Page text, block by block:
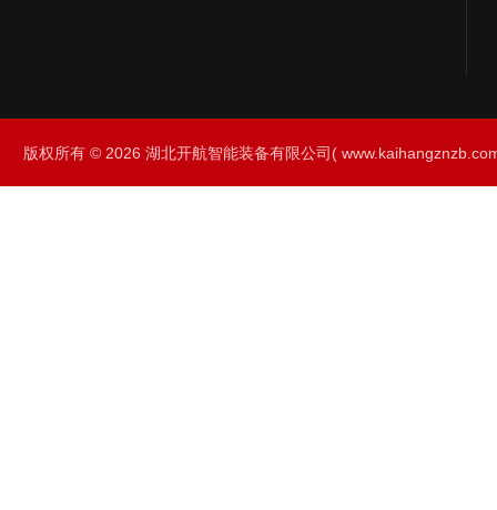
版权所有 © 2026 湖北开航智能装备有限公司(